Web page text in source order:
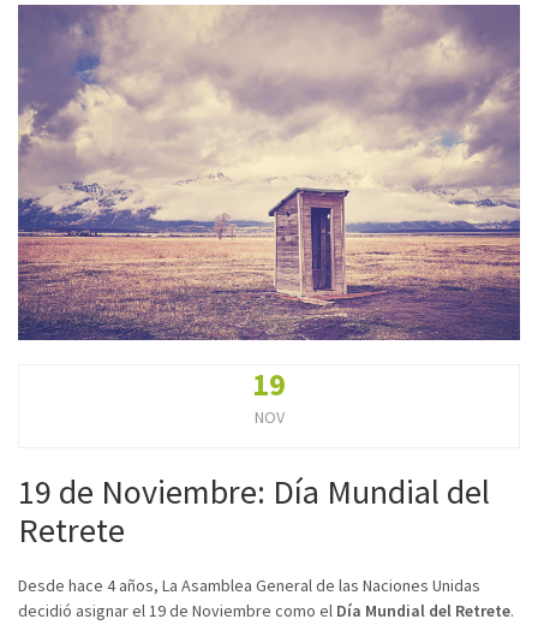
19
NOV
19 de Noviembre: Día Mundial del
Retrete
Desde hace 4 años, La Asamblea General de las Naciones Unidas
decidió asignar el 19 de Noviembre como el Día Mundial del Retrete.